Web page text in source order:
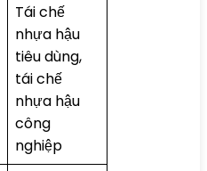
Tái chế
nhựa hậu
tiêu dùng,
tái chế
nhựa hậu
công
nghiệp